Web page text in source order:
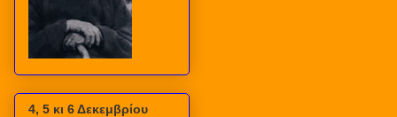
4, 5 κι 6 Δεκεμβρίου